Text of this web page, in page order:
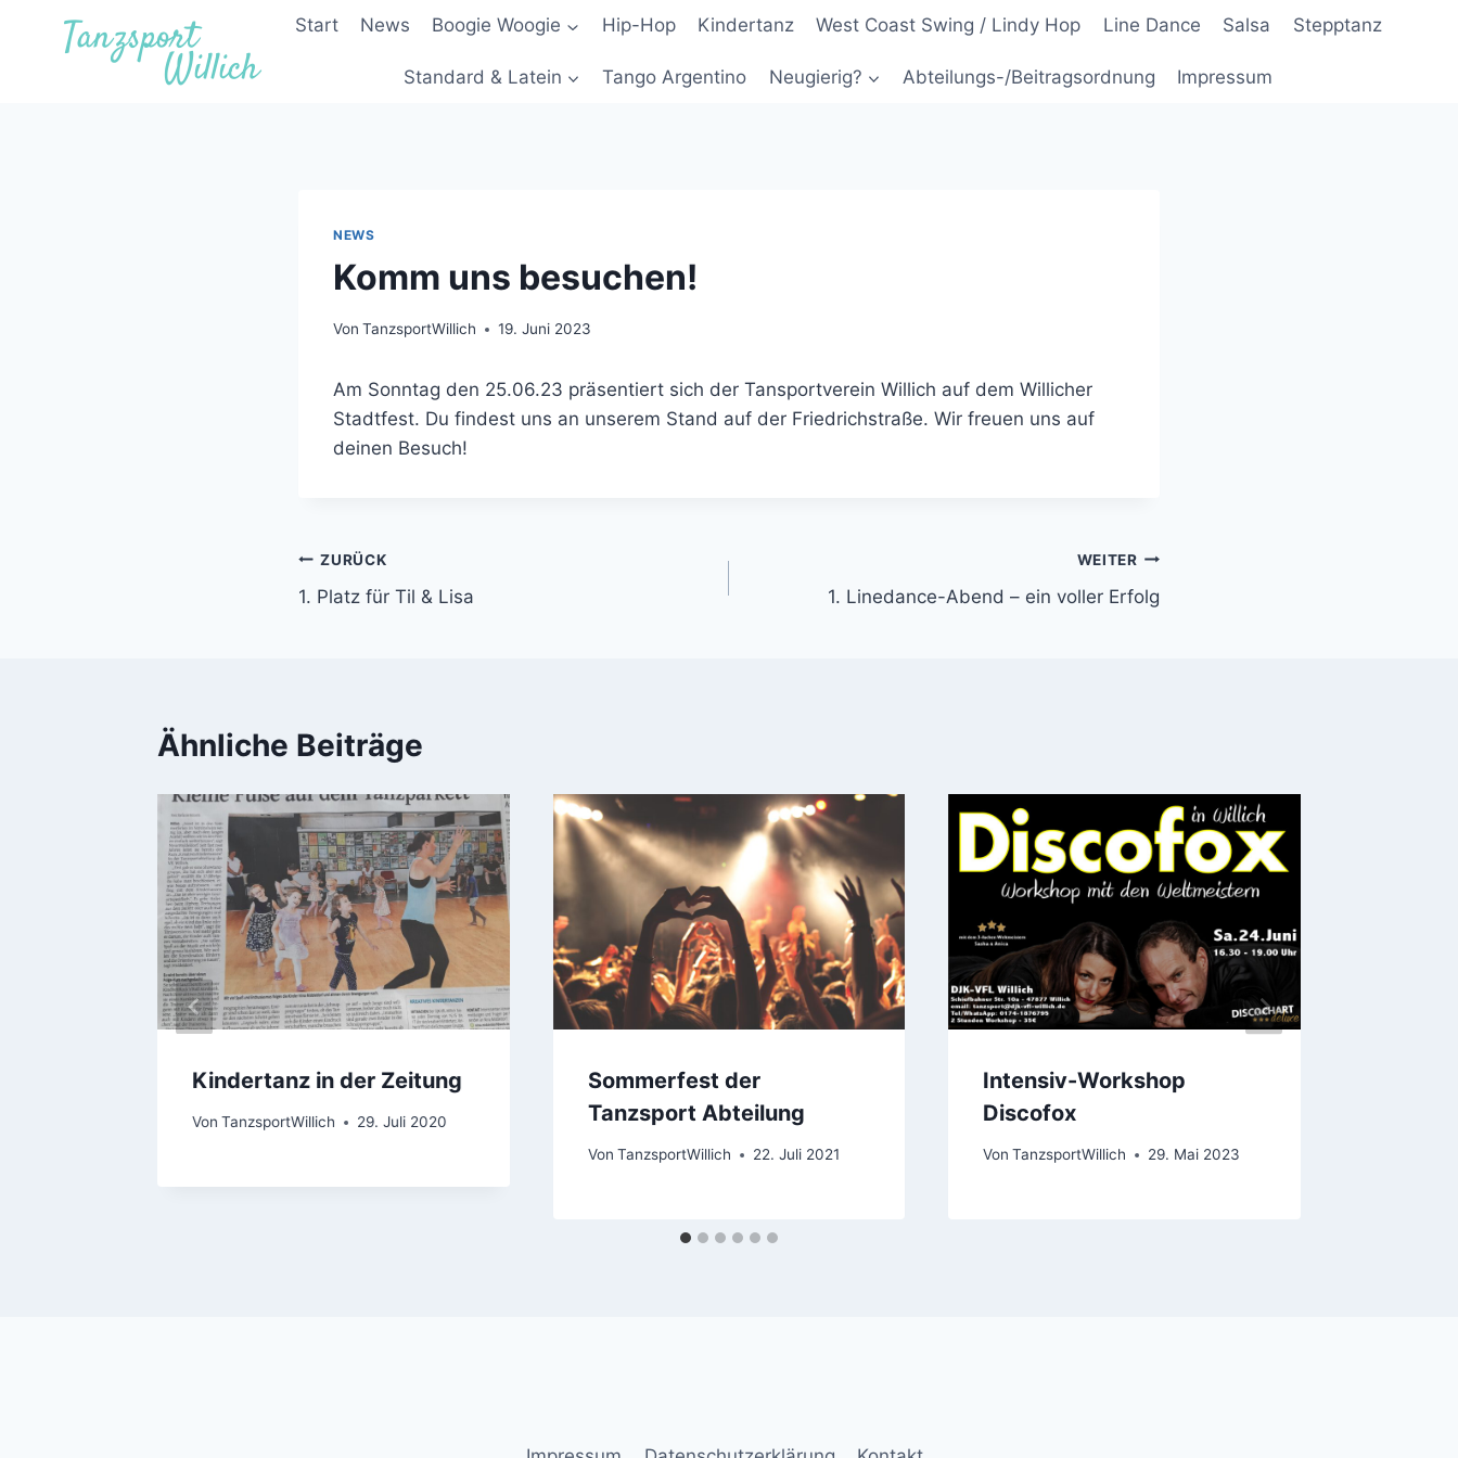
Start News Boogie Woogie Hip-Hop Kindertanz West Coast Swing / Lindy Hop Line Dance Salsa Stepptanz
Standard & Latein Tango Argentino Neugierig? Abteilungs-/Beitragsordnung Impressum
NEWS
Komm uns besuchen!
Von TanzsportWillich 19. Juni 2023
Am Sonntag den 25.06.23 präsentiert sich der Tansportverein Willich auf dem Willicher
Stadtfest. Du findest uns an unserem Stand auf der Friedrichstraße. Wir freuen uns auf
deinen Besuch!
Beitragsnavigation
ZURÜCK
1. Platz für Til & Lisa
WEITER
1. Linedance-Abend – ein voller Erfolg
Ähnliche Beiträge
Kindertanz in der Zeitung
Von TanzsportWillich 29. Juli 2020
Sommerfest der
Tanzsport Abteilung
Von TanzsportWillich 22. Juli 2021
Intensiv-Workshop
Discofox
Von TanzsportWillich 29. Mai 2023